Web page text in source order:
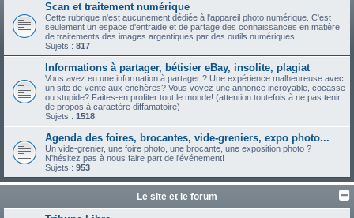
Scan et traitement numérique
Cette rubrique n'est aucunement dédiée à l'appareil photo numérique. C'est
seulement un espace d'entraide et de partage des connaissances en matière
de traitements des images argentiques par des outils numériques.
Sujets : 817
Informations à partager, bétisier eBay, insolite, plagiat
Vous avez eu une information à partager ? Une expérience malheureuse avec
un site de vente aux enchères? Vous voyez une annonce incroyable, cocasse
ou stupide? Faites-en profiter tout le monde! (attention toutefois à ne pas tenir
de propos à caractère diffamatoire)
Sujets : 1518
Agenda des foires, brocantes, vide-greniers, expo photo...
Un vide-grenier, une foire photo, une brocante, une exposition photo ?
N'hésitez pas à nous faire part de l'événement!
Sujets : 953
Le site et le forum